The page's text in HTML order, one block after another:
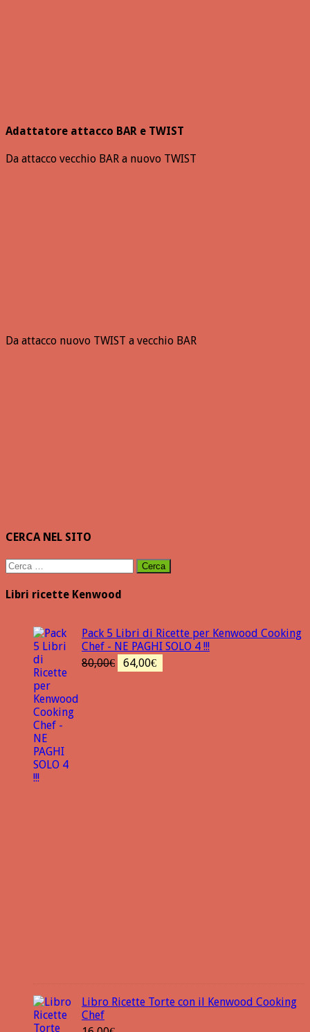
Adattatore attacco BAR e TWIST
Da attacco vecchio BAR a nuovo TWIST
Da attacco nuovo TWIST a vecchio BAR
CERCA NEL SITO
Ricerca
per:
Libri ricette Kenwood
Pack 5 Libri di Ricette per Kenwood Cooking
Chef - NE PAGHI SOLO 4 !!!
80,00€
Il
prezzo
64,00€
prezzo
Libro Ricette Torte con il Kenwood Cooking
Chef